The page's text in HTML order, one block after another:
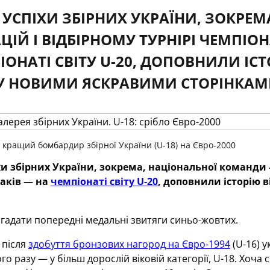
УСПІХИ ЗБІРНИХ УКРАЇНИ,
І ВІДБІРНОМУ ТУРНІРІ
СВІТУ U-20, ДОПОВНИЛИ
НОВИМИ ЯСКРАВИМИ
бомбардир збірної України (U-18) на Євро-2000
збірних України, зокрема, національної
— на чемпіонаті світу U-20, доповнили історію
попередні медальні звитяги синьо-жовтих.
здобуття бронзових нагород на Євро-1994(U-16)
разу — у більш дорослій віковій категорії, U-18.